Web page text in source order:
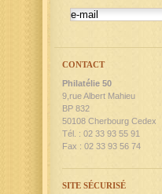
CONTACT
Philatélie 50
9,rue Albert Mahieu
BP 832
50108 Cherbourg Cedex
Tél. : 02 33 93 55 91
Fax : 02 33 93 56 74
SITE SÉCURISÉ